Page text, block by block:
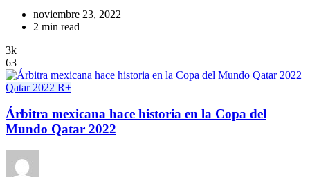
noviembre 23, 2022
2 min read
3k
63
Qatar 2022 R+
Árbitra mexicana hace historia en la Copa del
Mundo Qatar 2022